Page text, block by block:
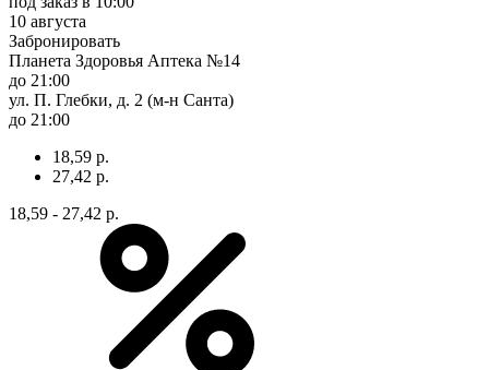
10 августа
Забронировать
Планета Здоровья Аптека №14
до 21:00
ул. П. Глебки, д. 2 (м-н Санта)
до 21:00
18,59 р.
27,42 р.
18,59 - 27,42 р.